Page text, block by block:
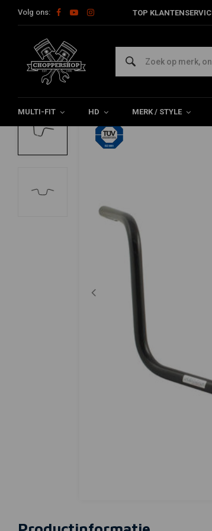
Volg ons: TOP
MULTI-FIT HD MERK / STYLE
Home Multi-fit Stuur & Toebehoor Sturen
FEHLING
Ape Hanger stuur 1 inch / 25,4